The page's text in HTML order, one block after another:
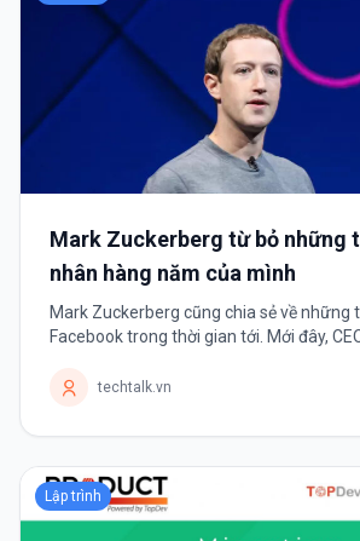
Mark Zuckerberg từ bỏ những
nhân hàng năm của mình
Mark Zuckerberg cũng chia sẻ về những
Facebook trong thời gian tới. Mới đây, CEO của Facebook
cho bản thân mình nữa. Thay...
techtalk.vn
Lập trình